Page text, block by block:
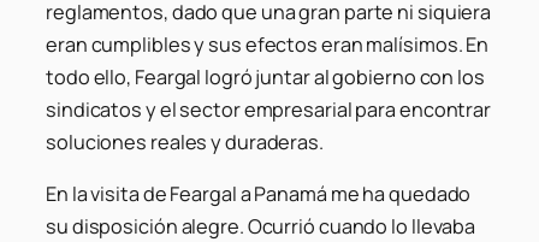
reglamentos, dado que una gran parte ni siquiera
eran cumplibles y sus efectos eran malísimos. En
todo ello, Feargal logró juntar al gobierno con los
sindicatos y el sector empresarial para encontrar
soluciones reales y duraderas.
En la visita de Feargal a Panamá me ha quedado
su disposición alegre. Ocurrió cuando lo llevaba